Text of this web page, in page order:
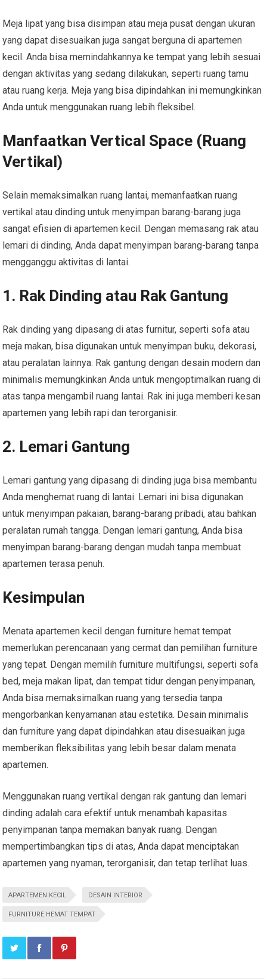
Meja lipat yang bisa disimpan atau meja pusat dengan ukuran
yang dapat disesuaikan juga sangat berguna di apartemen
kecil. Anda bisa memindahkannya ke tempat yang lebih sesuai
dengan aktivitas yang sedang dilakukan, seperti ruang tamu
atau ruang kerja. Meja yang bisa dipindahkan ini memungkinkan
Anda untuk menggunakan ruang lebih fleksibel.
Manfaatkan Vertical Space (Ruang
Vertikal)
Selain memaksimalkan ruang lantai, memanfaatkan ruang
vertikal atau dinding untuk menyimpan barang-barang juga
sangat efisien di apartemen kecil. Dengan memasang rak atau
lemari di dinding, Anda dapat menyimpan barang-barang tanpa
mengganggu aktivitas di lantai.
1. Rak Dinding atau Rak Gantung
Rak dinding yang dipasang di atas furnitur, seperti sofa atau
meja makan, bisa digunakan untuk menyimpan buku, dekorasi,
atau peralatan lainnya. Rak gantung dengan desain modern dan
minimalis memungkinkan Anda untuk mengoptimalkan ruang di
atas tanpa mengambil ruang lantai. Rak ini juga memberi kesan
apartemen yang lebih rapi dan terorganisir.
2. Lemari Gantung
Lemari gantung yang dipasang di dinding juga bisa membantu
Anda menghemat ruang di lantai. Lemari ini bisa digunakan
untuk menyimpan pakaian, barang-barang pribadi, atau bahkan
peralatan rumah tangga. Dengan lemari gantung, Anda bisa
menyimpan barang-barang dengan mudah tanpa membuat
apartemen terasa penuh.
Kesimpulan
Menata apartemen kecil dengan furniture hemat tempat
memerlukan perencanaan yang cermat dan pemilihan furniture
yang tepat. Dengan memilih furniture multifungsi, seperti sofa
bed, meja makan lipat, dan tempat tidur dengan penyimpanan,
Anda bisa memaksimalkan ruang yang tersedia tanpa
mengorbankan kenyamanan atau estetika. Desain minimalis
dan furniture yang dapat dipindahkan atau disesuaikan juga
memberikan fleksibilitas yang lebih besar dalam menata
apartemen.
Menggunakan ruang vertikal dengan rak gantung dan lemari
dinding adalah cara efektif untuk menambah kapasitas
penyimpanan tanpa memakan banyak ruang. Dengan
mempertimbangkan tips di atas, Anda dapat menciptakan
apartemen yang nyaman, terorganisir, dan tetap terlihat luas.
APARTEMEN KECIL DESAIN INTERIOR
FURNITURE HEMAT TEMPAT